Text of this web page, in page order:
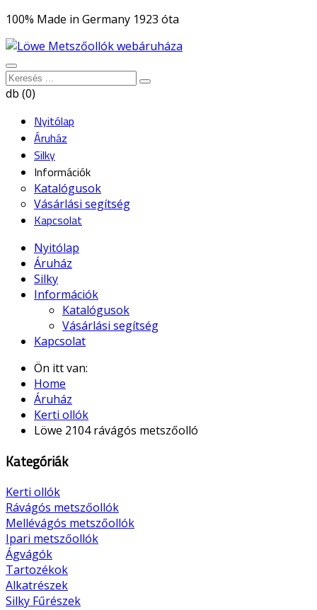
100% Made in Germany 1923 óta
db (0)
Nyitólap
Áruház
Silky
Információk
Katalógusok
Vásárlási segítség
Kapcsolat
Nyitólap
Áruház
Silky
Információk
Katalógusok
Vásárlási segítség
Kapcsolat
Ön itt van:
Home
Áruház
Kerti ollók
Löwe 2104 rávágós metszőolló
Kategóriák
Kerti ollók
Rávágós metszőollók
Mellévágós metszőollók
Ipari metszőollók
Ágvágók
Tartozékok
Alkatrészek
Silky Fűrészek